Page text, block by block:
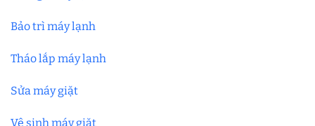
Bảo trì máy lạnh
Tháo lắp máy lạnh
Sửa máy giặt
Vệ sinh máy giặt